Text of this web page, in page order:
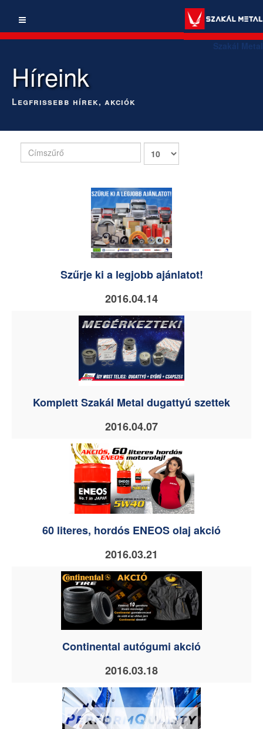
Szakál Metal
Híreink
Legfrissebb hírek, akciók
Címszűrő
Tételek
Szűrje ki a legjobb ajánlatot!
2016.04.14
Komplett Szakál Metal dugattyú szettek
2016.04.07
60 literes, hordós ENEOS olaj akció
2016.03.21
Continental autógumi akció
2016.03.18